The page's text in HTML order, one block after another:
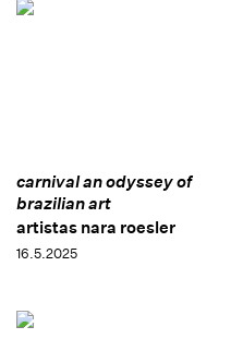
carnival an odyssey of
brazilian art
artistas nara roesler
16.5.2025